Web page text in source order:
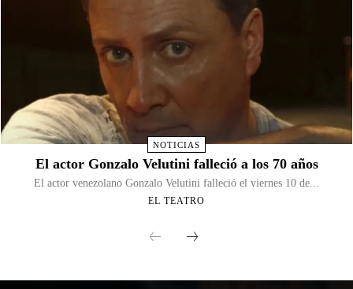
NOTICIAS
El actor Gonzalo Velutini falleció a los 70 años
El actor venezolano Gonzalo Velutini falleció el viernes 10 de...
EL TEATRO